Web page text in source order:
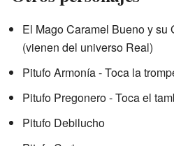
El Mago Caramel Bueno y su
(vienen del universo Real)
Pitufo Armonía - Toca la
Pitufo Pregonero - Toca el
Pitufo Debilucho